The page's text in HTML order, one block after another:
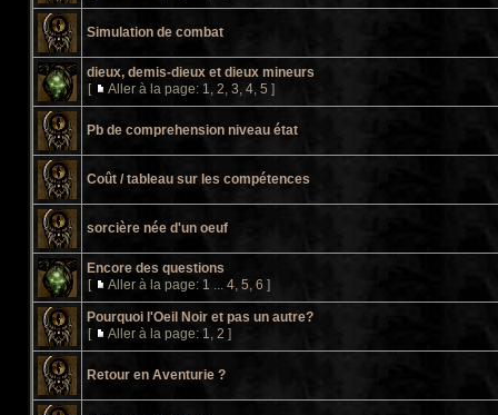
Simulation de combat
dieux, demis-dieux et dieux mineurs
[
Aller à la page: 1, 2, 3, 4, 5 ]
Pb de comprehension niveau état
Coût / tableau sur les compétences
sorcière née d'un oeuf
Encore des questions
[
Aller à la page: 1 ... 4, 5, 6 ]
Pourquoi l'Oeil Noir et pas un autre?
[
Aller à la page: 1, 2 ]
Retour en Aventurie ?